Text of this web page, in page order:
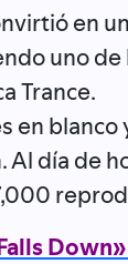
en
uno
Trance.
en blanco
Al día de
Down»